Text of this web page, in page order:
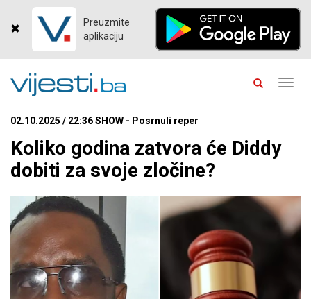
Preuzmite
aplikaciju
02.10.2025 / 22:36 SHOW - Posrnuli reper
Koliko godina zatvora će Diddy
dobiti za svoje zločine?